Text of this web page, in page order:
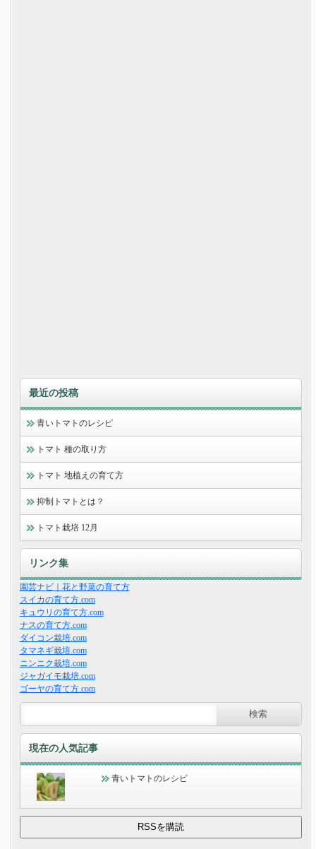
最近の投稿
青いトマトのレシピ
トマト 種の取り方
トマト 地植えの育て方
抑制トマトとは？
トマト栽培 12月
リンク集
園芸ナビ｜花と野菜の育て方
スイカの育て方.com
キュウリの育て方.com
ナスの育て方.com
ダイコン栽培.com
タマネギ栽培.com
ニンニク栽培.com
ジャガイモ栽培.com
ゴーヤの育て方.com
現在の人気記事
青いトマトのレシピ